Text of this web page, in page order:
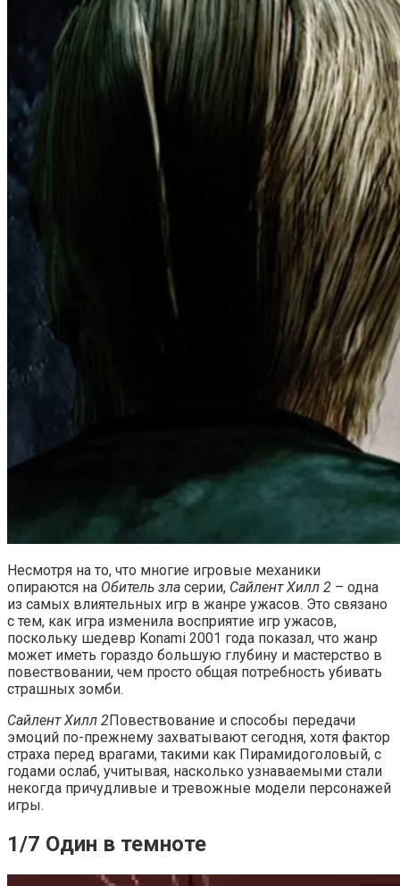
Несмотря на то, что многие игровые механики
опираются на Обитель зла серии, Сайлент Хилл 2 – одна
из самых влиятельных игр в жанре ужасов. Это связано
с тем, как игра изменила восприятие игр ужасов,
поскольку шедевр Konami 2001 года показал, что жанр
может иметь гораздо большую глубину и мастерство в
повествовании, чем просто общая потребность убивать
страшных зомби.
Сайлент Хилл 2Повествование и способы передачи
эмоций по-прежнему захватывают сегодня, хотя фактор
страха перед врагами, такими как Пирамидоголовый, с
годами ослаб, учитывая, насколько узнаваемыми стали
некогда причудливые и тревожные модели персонажей
игры.
1/7 Один в темноте